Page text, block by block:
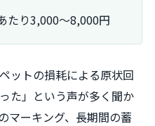
たり3,000～8,000円
ットの損耗による原状回
た」という声が多く聞か
マーキング、長期間の蓄